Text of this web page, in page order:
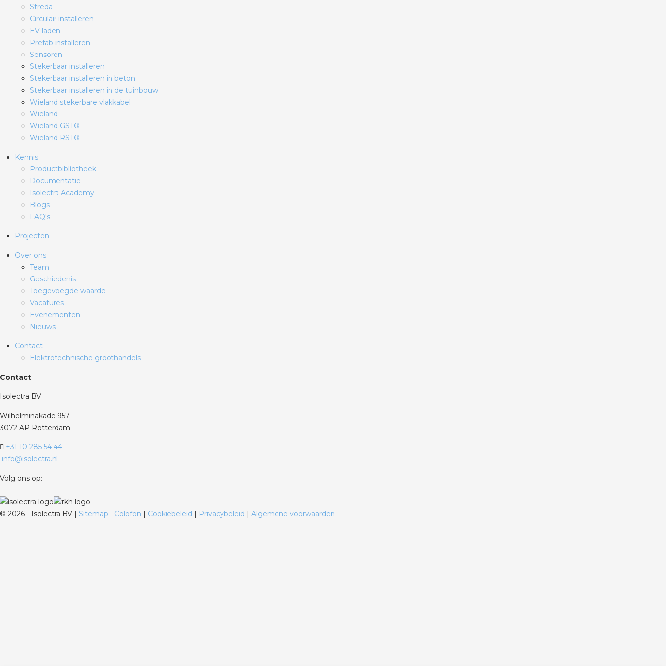
Streda
Circulair installeren
EV laden
Prefab installeren
Sensoren
Stekerbaar installeren
Stekerbaar installeren in beton
Stekerbaar installeren in de tuinbouw
Wieland stekerbare vlakkabel
Wieland
Wieland GST®
Wieland RST®
Kennis
Productbibliotheek
Documentatie
Isolectra Academy
Blogs
FAQ's
Projecten
Over ons
Team
Geschiedenis
Toegevoegde waarde
Vacatures
Evenementen
Nieuws
Contact
Elektrotechnische groothandels
Contact
Isolectra BV
Wilhelminakade 957
3072 AP Rotterdam
+31 10 285 54 44
info@isolectra.nl
Volg ons op:
© 2026 - Isolectra BV | Sitemap | Colofon | Cookiebeleid | Privacybeleid | Algemene voorwaarden